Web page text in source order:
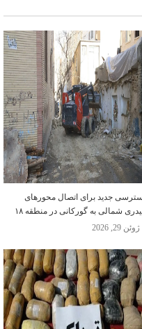
جدید برای اتصال محور‌های
شمالی به گورکانی در منطقه ۱۸
ژوئن 29, 2026